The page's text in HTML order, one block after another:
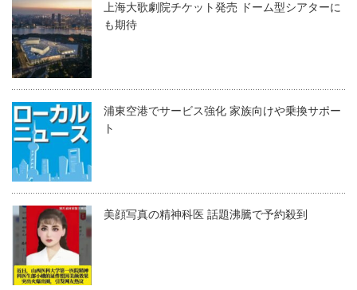
上海大歌劇院チケット発売 ドーム型シアターに
も期待
浦東空港でサービス強化 家族向けや乗換サポー
ト
美顔写真の精神科医 話題沸騰で予約殺到